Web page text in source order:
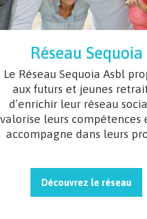
Réseau Sequoia
Le Réseau Sequoia Asbl
aux futurs et jeunes
d’enrichir leur réseau
valorise leurs compétences
accompagne dans leurs
Découvrez le réseau